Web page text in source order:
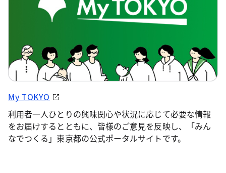
My TOKYO
利用者一人ひとりの興味関心や状況に応じて必要な情報
をお届けするとともに、皆様のご意見を反映し、「みん
なでつくる」東京都の公式ポータルサイトです。